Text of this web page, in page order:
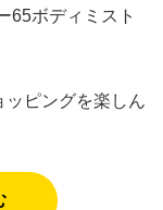
65ボディミスト
ッピングを楽しん